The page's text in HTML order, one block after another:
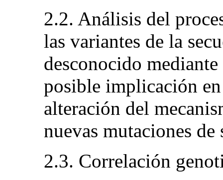
2.2. Análisis del
las variantes de la
desconocido
posible implicación
alteración del
nuevas mutaciones
2.3. Correlación